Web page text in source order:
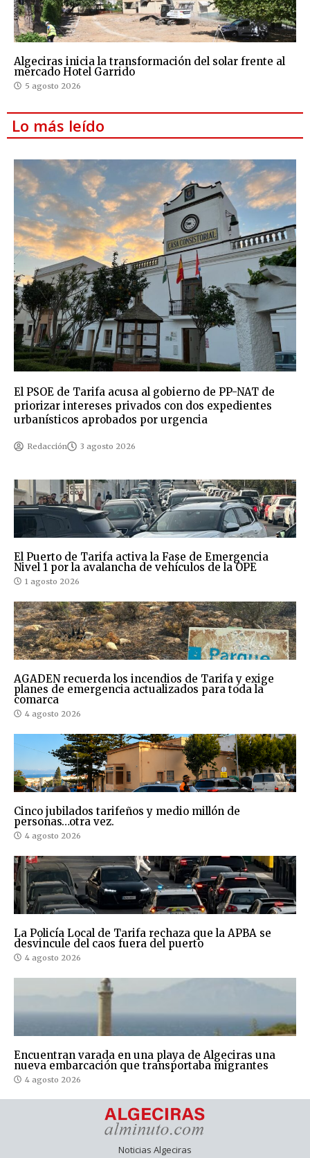
Algeciras inicia la transformación del solar frente al
mercado Hotel Garrido
5 agosto 2026
Lo más leído
El PSOE de Tarifa acusa al gobierno de PP-NAT de
priorizar intereses privados con dos expedientes
urbanísticos aprobados por urgencia
Redacción 3 agosto 2026
El Puerto de Tarifa activa la Fase de Emergencia
Nivel 1 por la avalancha de vehículos de la OPE
1 agosto 2026
AGADEN recuerda los incendios de Tarifa y exige
planes de emergencia actualizados para toda la
comarca
4 agosto 2026
Cinco jubilados tarifeños y medio millón de
personas…otra vez.
4 agosto 2026
La Policía Local de Tarifa rechaza que la APBA se
desvincule del caos fuera del puerto
4 agosto 2026
Encuentran varada en una playa de Algeciras una
nueva embarcación que transportaba migrantes
4 agosto 2026
Noticias Algeciras